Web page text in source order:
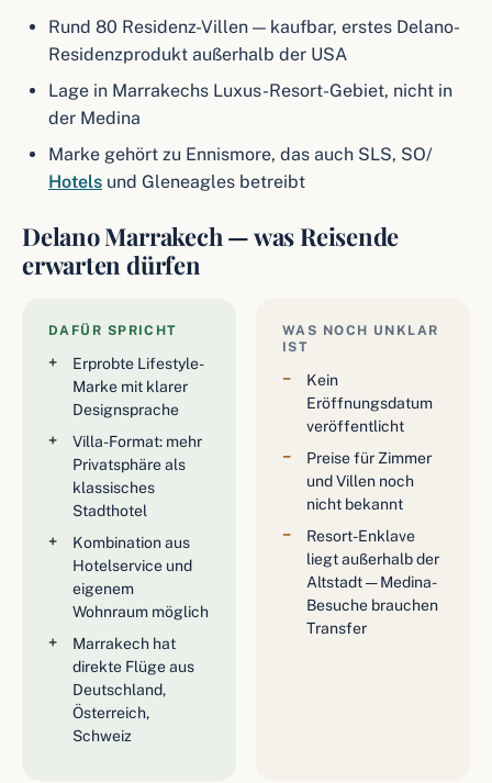
Rund 80 Residenz-Villen — kaufbar, erstes Delano-
Residenzprodukt außerhalb der USA
Lage in Marrakechs Luxus-Resort-Gebiet, nicht in
der Medina
Marke gehört zu Ennismore, das auch SLS, SO/
Hotels und Gleneagles betreibt
Delano Marrakech — was Reisende
erwarten dürfen
DAFÜR SPRICHT
Erprobte Lifestyle-
Marke mit klarer
Designsprache
Villa-Format: mehr
Privatsphäre als
klassisches
Stadthotel
Kombination aus
Hotelservice und
eigenem
Wohnraum möglich
Marrakech hat
direkte Flüge aus
Deutschland,
Österreich,
Schweiz
WAS NOCH UNKLAR
IST
Kein
Eröffnungsdatum
veröffentlicht
Preise für Zimmer
und Villen noch
nicht bekannt
Resort-Enklave
liegt außerhalb der
Altstadt — Medina-
Besuche brauchen
Transfer